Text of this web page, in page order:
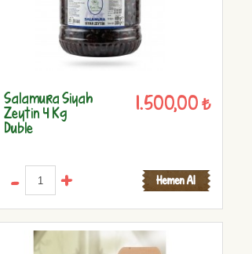
Salamura Siyah
Zeytin 4 Kg
Duble
1.500,00 ₺
- +